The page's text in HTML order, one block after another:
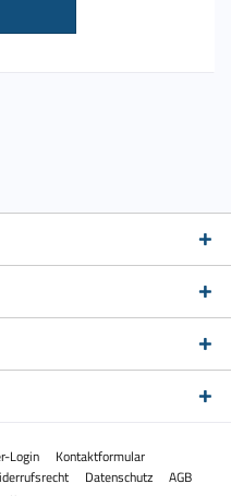
Login
Kontaktformular
Datenschutz
AGB